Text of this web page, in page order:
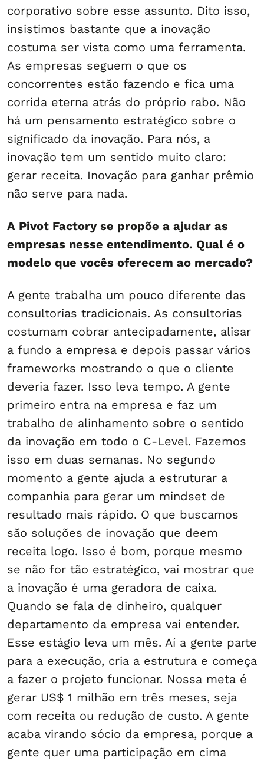
corporativo sobre esse assunto. Dito isso,
insistimos bastante que a inovação
costuma ser vista como uma ferramenta.
As empresas seguem o que os
concorrentes estão fazendo e fica uma
corrida eterna atrás do próprio rabo. Não
há um pensamento estratégico sobre o
significado da inovação. Para nós, a
inovação tem um sentido muito claro:
gerar receita. Inovação para ganhar prêmio
não serve para nada.
A Pivot Factory se propõe a ajudar as
empresas nesse entendimento. Qual é o
modelo que vocês oferecem ao mercado?
A gente trabalha um pouco diferente das
consultorias tradicionais. As consultorias
costumam cobrar antecipadamente, alisar
a fundo a empresa e depois passar vários
frameworks mostrando o que o cliente
deveria fazer. Isso leva tempo. A gente
primeiro entra na empresa e faz um
trabalho de alinhamento sobre o sentido
da inovação em todo o C-Level. Fazemos
isso em duas semanas. No segundo
momento a gente ajuda a estruturar a
companhia para gerar um mindset de
resultado mais rápido. O que buscamos
são soluções de inovação que deem
receita logo. Isso é bom, porque mesmo
se não for tão estratégico, vai mostrar que
a inovação é uma geradora de caixa.
Quando se fala de dinheiro, qualquer
departamento da empresa vai entender.
Esse estágio leva um mês. Aí a gente parte
para a execução, cria a estrutura e começa
a fazer o projeto funcionar. Nossa meta é
gerar US$ 1 milhão em três meses, seja
com receita ou redução de custo. A gente
acaba virando sócio da empresa, porque a
gente quer uma participação em cima